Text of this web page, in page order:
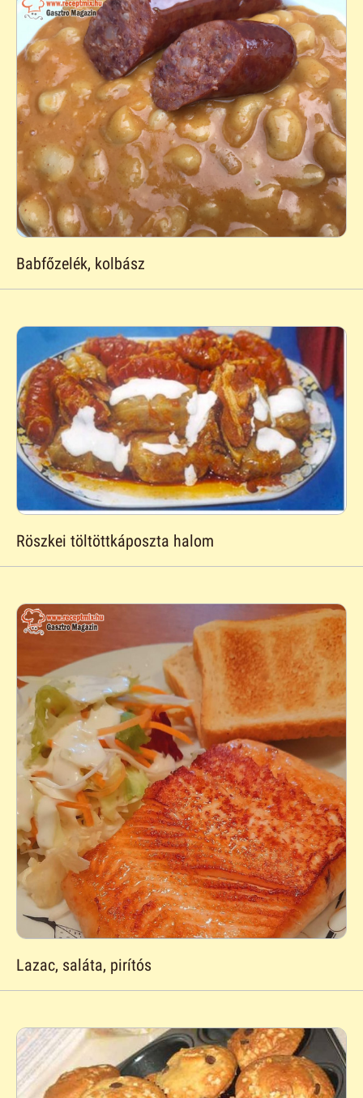
Babfőzelék, kolbász
Röszkei töltöttkáposzta halom
Lazac, saláta, pirítós